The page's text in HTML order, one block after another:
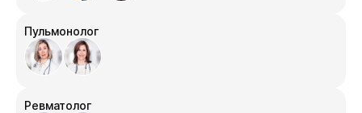
Пульмонолог
Ревматолог